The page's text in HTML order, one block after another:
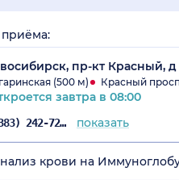
пр-кт Красный, д
(500 м) Красный
завтра в 08:00
+7 (383) 242-72-94 показать
крови на